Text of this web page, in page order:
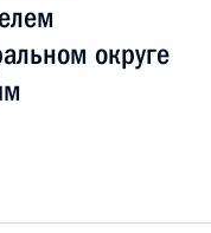
округе